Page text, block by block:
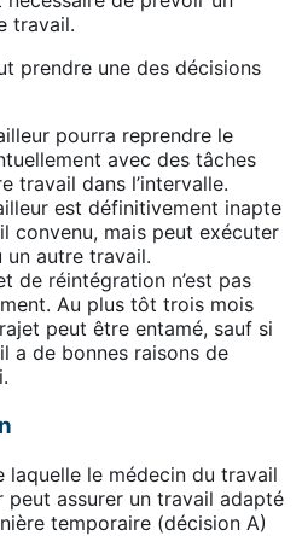
travail.
prendre une des décisions
pourra reprendre le
avec des tâches
travail dans l’intervalle.
est définitivement inapte
convenu, mais peut exécuter
un autre travail.
de réintégration n’est pas
Au plus tôt trois mois
peut être entamé, sauf si
a de bonnes raisons de
laquelle le médecin du travail
assurer un travail adapté
temporaire (décision A)